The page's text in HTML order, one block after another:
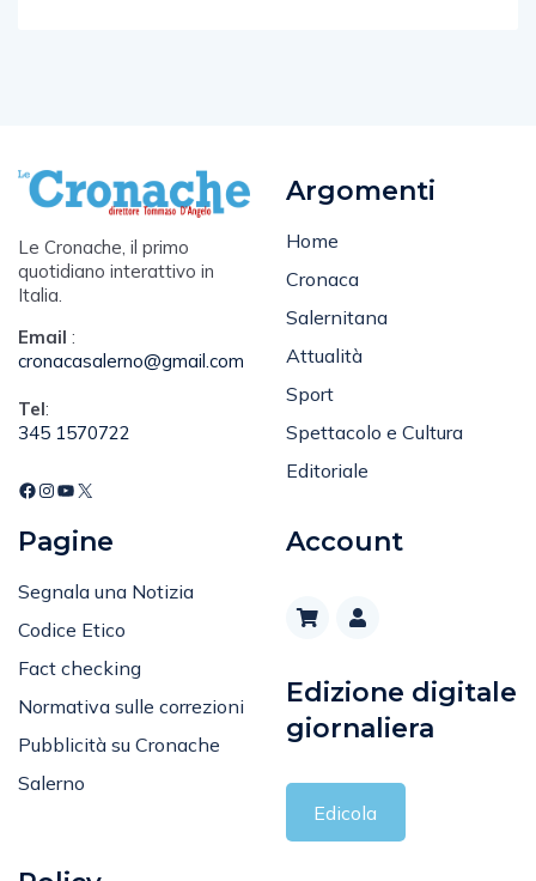
Le Cronache, il primo
quotidiano interattivo in
Italia.
cronacasalerno@gmail.com
345 1570722
Cronaca
Salernitana
Attualità
Sport
Spettacolo e Cultura
Editoriale
Codice Etico
Fact checking
Normativa sulle correzioni
Pubblicità su Cronache
Salerno
giornaliera
Edicola